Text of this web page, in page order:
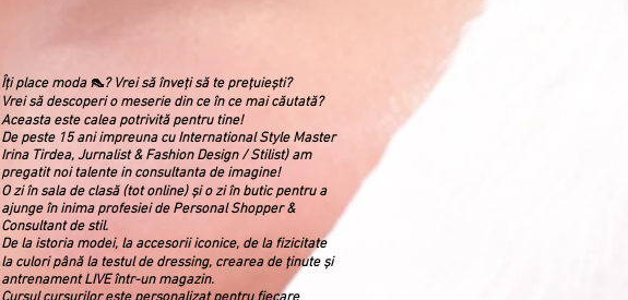
Îți place moda 👠? Vrei să înveți să te prețuiești?
Vrei să descoperi o meserie din ce în ce mai căutată?
Aceasta este calea potrivită pentru tine!
De peste 15 ani impreuna cu International Style Master
Irina Tirdea, Jurnalist & Fashion Design / Stilist) am
pregatit noi talente in consultanta de imagine!
O zi în sala de clasă (tot online) și o zi în butic pentru a
ajunge în inima profesiei de Personal Shopper &
Consultant de stil.
De la istoria modei, la accesorii iconice, de la fizicitate
la culori până la testul de dressing, crearea de ținute și
antrenament LIVE într-un magazin.